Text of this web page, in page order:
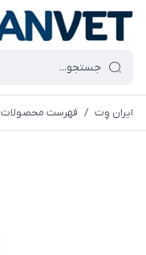
ایران وِت / فهرست محصولات